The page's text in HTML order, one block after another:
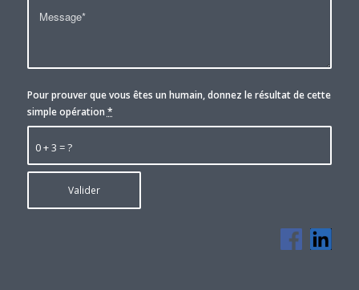
0 + 3 = ?
Pour prouver que vous êtes un humain, donnez le résultat de cette
simple opération *